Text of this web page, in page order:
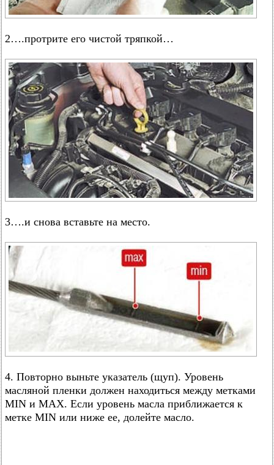
2….протрите его чистой тряпкой…
3….и снова вставьте на место.
4. Повторно выньте указатель (щуп). Уровень
масляной пленки должен находиться между метками
MIN и MAX. Если уровень масла приближается к
метке MIN или ниже ее, долейте масло.